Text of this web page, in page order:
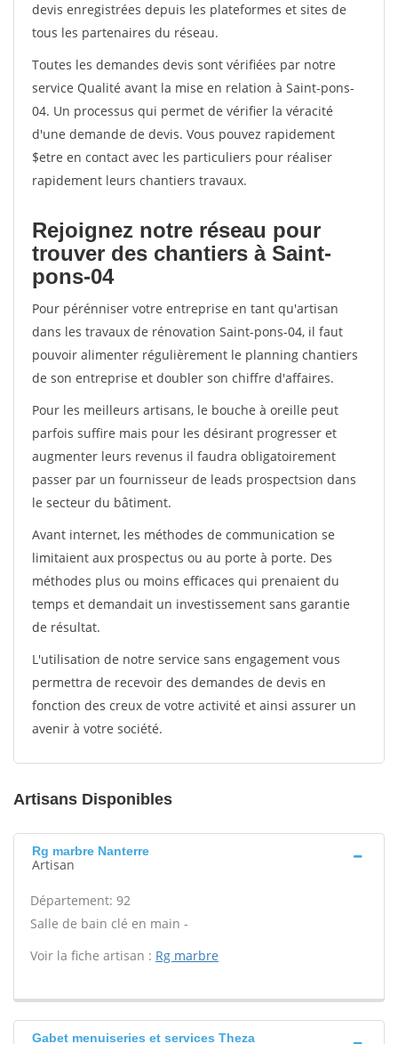
devis enregistrées depuis les plateformes et sites de
tous les partenaires du réseau.
Toutes les demandes devis sont vérifiées par notre
service Qualité avant la mise en relation à Saint-pons-
04. Un processus qui permet de vérifier la véracité
d'une demande de devis. Vous pouvez rapidement
$etre en contact avec les particuliers pour réaliser
rapidement leurs chantiers travaux.
Rejoignez notre réseau pour
trouver des chantiers à Saint-
pons-04
Pour pérénniser votre entreprise en tant qu'artisan
dans les travaux de rénovation Saint-pons-04, il faut
pouvoir alimenter régulièrement le planning chantiers
de son entreprise et doubler son chiffre d'affaires.
Pour les meilleurs artisans, le bouche à oreille peut
parfois suffire mais pour les désirant progresser et
augmenter leurs revenus il faudra obligatoirement
passer par un fournisseur de leads prospectsion dans
le secteur du bâtiment.
Avant internet, les méthodes de communication se
limitaient aux prospectus ou au porte à porte. Des
méthodes plus ou moins efficaces qui prenaient du
temps et demandait un investissement sans garantie
de résultat.
L'utilisation de notre service sans engagement vous
permettra de recevoir des demandes de devis en
fonction des creux de votre activité et ainsi assurer un
avenir à votre société.
Artisans Disponibles
Rg marbre Nanterre
Artisan
Département: 92
Salle de bain clé en main -
Voir la fiche artisan : Rg marbre
Gabet menuiseries et services Theza